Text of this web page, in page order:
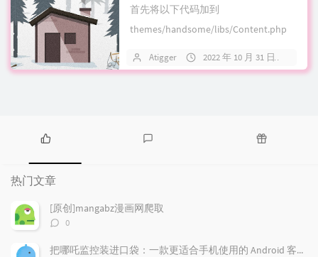
首先将以下代码加到
themes/handsome/libs/Content.php
Atigger 2022 年 10 月 31 日
热
门
文
章
论
热门文章
[原创]mangabz漫画网爬取
评
数：
0
把哪吒监控装进口袋：一款更适合手机使用的 Android 客户端